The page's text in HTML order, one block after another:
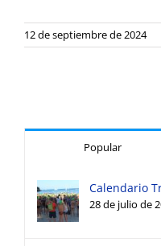
12 de septiembre de 2024
Popular
Calendario
28 de julio de